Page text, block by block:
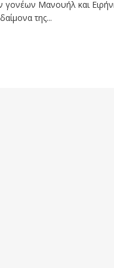
γονέων Μανουήλ και
της...